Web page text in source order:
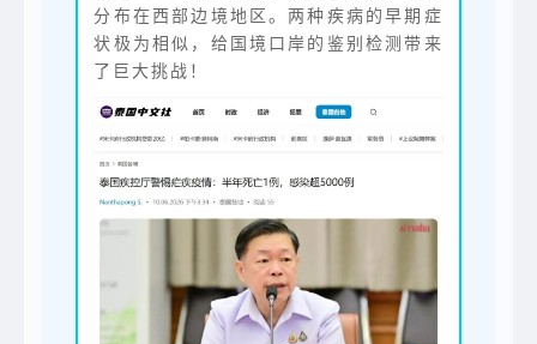
分布在西部边境地区。两种疾病的早期症
状极为相似，给国境口岸的鉴别检测带来
了巨大挑战！